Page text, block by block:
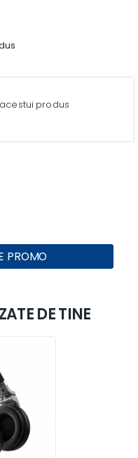
produs
PROMO
DE TINE